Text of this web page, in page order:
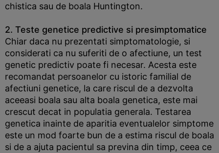
chistica sau de boala Huntington.
2. Teste genetice predictive si presimptomatice
Chiar daca nu prezentati simptomatologie, si
considerati ca nu suferiti de o afectiune, un test
genetic predictiv poate fi necesar. Acesta este
recomandat persoanelor cu istoric familial de
afectiuni genetice, la care riscul de a dezvolta
aceeasi boala sau alta boala genetica, este mai
crescut decat in populatia generala. Testarea
genetica inainte de aparitia eventualelor simptome
este un mod foarte bun de a estima riscul de boala
si de a ajuta pacientul sa previna din timp, ceea ce